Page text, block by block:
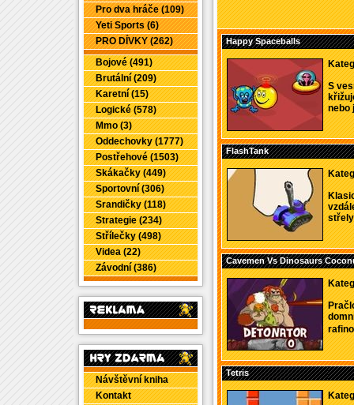
Pro dva hráče (109)
Yeti Sports (6)
PRO DÍVKY (262)
Bojové (491)
Brutální (209)
Karetní (15)
Logické (578)
Mmo (3)
Oddechovky (1777)
Postřehové (1503)
Skákačky (449)
Sportovní (306)
Srandičky (118)
Strategie (234)
Střílečky (498)
Videa (22)
Závodní (386)
Návštěvní kniha
Kontakt
Happy Spaceballs
S
nebo
FlashTank
střely
Cavemen Vs Dinosaurs
Tetris